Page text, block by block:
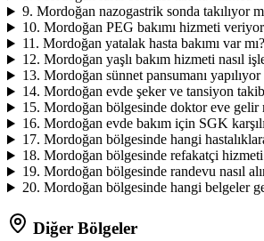
9. Mordoğan nazogastrik sonda takılıyor
10. Mordoğan PEG bakımı hizmeti
11 . Mordoğan yatalak hasta bakımı var mı?
12. Mordoğan yaşlı bakım hizmeti nasıl
13. Mordoğan sünnet pansumanı yapılıyor
14. Mordoğan evde şeker ve tansiyon
15. Mordoğan bölgesinde doktor eve gelir
16. Mordoğan evde bakım için SGK
17. Mordoğan bölgesinde hangi
18. Mordoğan bölgesinde refakatçi hizmeti
19. Mordoğan bölgesinde randevu nasıl
20. Mordoğan bölgesinde hangi belgeler
Diğer Bölgeler